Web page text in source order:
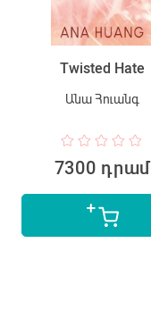
Twisted Hate
Անա Հուանգ
7300 դրամ